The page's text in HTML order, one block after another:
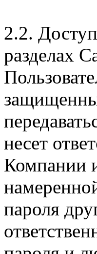
2.2.
разделах
несет
Компании
пароля